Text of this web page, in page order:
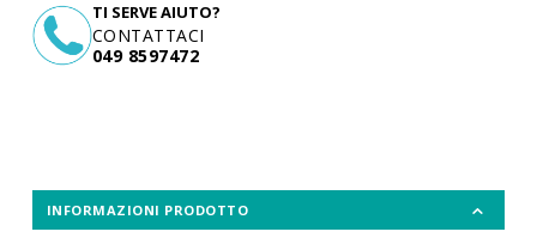
TI SERVE AIUTO?
CONTATTACI
049 8597472
INFORMAZIONI PRODOTTO